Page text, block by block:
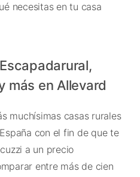
necesitas en tu casa
más en Allevard
muchísimas casas rurales
con el fin de que te
a un precio
entre más de cien